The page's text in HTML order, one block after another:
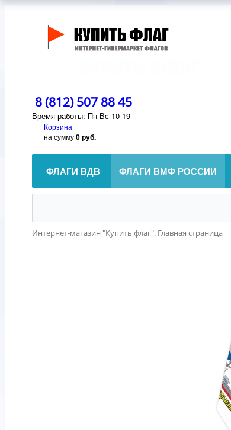
8 (812) 507 88 45
Время работы: Пн-Вс 10-19
Корзина
на сумму0 руб.
ФЛАГИ ВДВ ФЛАГИ ВМФ РОССИИ
Интернет-магазин "Купить флаг". Главная страница